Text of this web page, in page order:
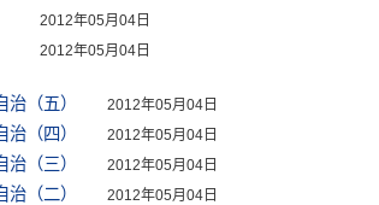
2012年05月04日
2012年05月04日
（五） 2012年05月04日
（四） 2012年05月04日
（三） 2012年05月04日
（二） 2012年05月04日